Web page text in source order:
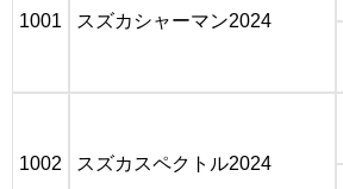
1001 スズカシャーマン2024
1002 スズカスペクトル2024